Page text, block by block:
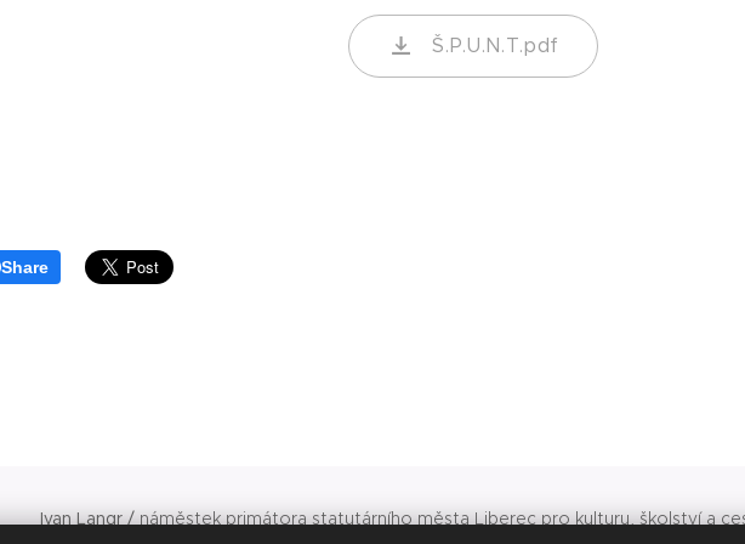
Š.P.U.N.T.pdf
Share
Ivan Langr /náměstek primátora statutárního města Liberec pro kulturu, školství a